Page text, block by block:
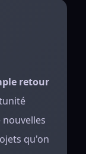
retour
qu'on